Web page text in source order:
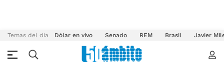
Temas del día Dólar en vivo Senado REM Brasil Javier